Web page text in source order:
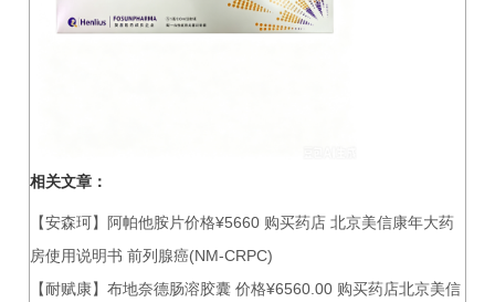
相关文章：
【安森珂】阿帕他胺片价格¥5660 购买药店 北京美信康年大药
房使用说明书 前列腺癌(NM-CRPC)
【耐赋康】布地奈德肠溶胶囊 价格¥6560.00 购买药店北京美信